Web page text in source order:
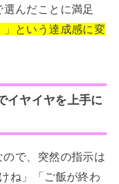
んだことに満足
」という達成感に変
イヤイヤを上手に
で、突然の指示は
ね」「ご飯が終わ